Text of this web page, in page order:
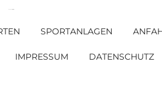
SPORTANLAGEN
IMPRESSUM DATENSCHUTZ